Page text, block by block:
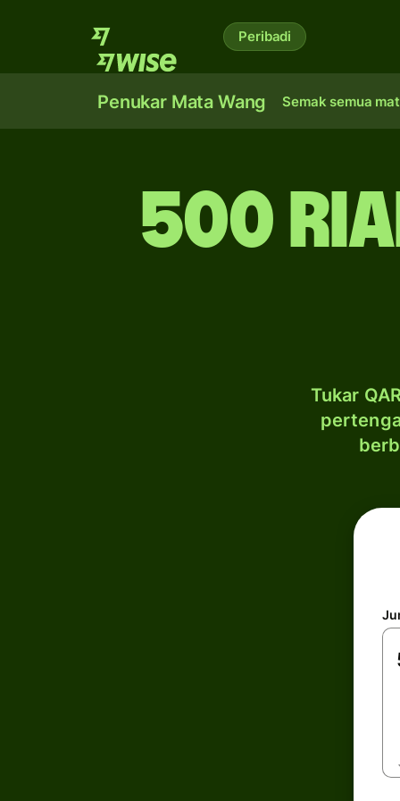
Peribadi
Penukar Mata Wang Semak semua
500
Tukar